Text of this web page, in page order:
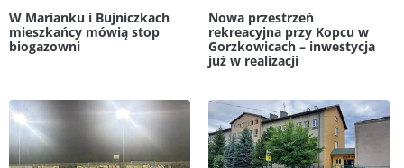
W Marianku i Bujniczkach
mieszkańcy mówią stop
biogazowni
Nowa przestrzeń
rekreacyjna przy Kopcu w
Gorzkowicach – inwestycja
już w realizacji